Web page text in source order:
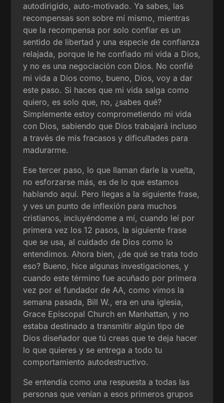
autodirigido, auto-motivado. Ya sabes, las
recompensas son sobre mí mismo, mientras
que la recompensa por solo confiar es un
sentido de libertad y una especie de confianza
relajada, porque le he confiado mi vida a Dios,
y no es una negociación con Dios. No confié
mi vida a Dios como, bueno, Dios, voy a dar
este paso. Si haces que mi vida salga como
quiero, es solo que, no, ¿sabes qué?
Simplemente estoy comprometiendo mi vida
con Dios, sabiendo que Dios trabajará incluso
a través de mis fracasos y dificultades para
madurarme.
Ese tercer paso, lo que llaman darle la vuelta,
no esforzarse más, es de lo que estamos
hablando aquí. Pero llegas a la siguiente frase,
y ves un punto de inflexión para muchos
cristianos, incluyéndome a mí, cuando leí por
primera vez los 12 pasos, la siguiente frase
que se usa, al cuidado de Dios como lo
entendimos. Ahora bien, ¿de qué se trata todo
eso? Bueno, hice algunas investigaciones, y
cuando este término fue acuñado por primera
vez por el fundador de AA, como vimos la
semana pasada, Bill W., era en una iglesia,
Grace Episcopal Church en Manhattan, y no
estaba destinado a transmitir algún tipo de
Dios diseñador que tú creas que te deja hacer
lo que quieres y se entrega a todo tu
comportamiento autodestructivo.
Se entendía como una respuesta a todas las
personas que venían a esos primeros grupos